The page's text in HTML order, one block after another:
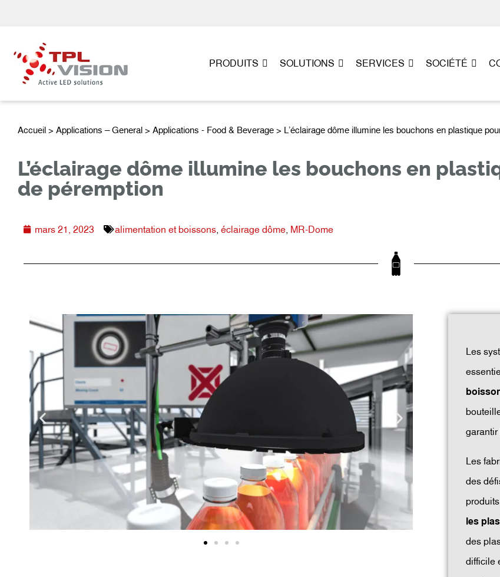
PRODUITS SOLUTIONS SERVICES SOCIÉTÉ
Accueil > Applications – General > Applications - Food & Beverage > L’éclairage dôme illumine les bouchons en plastique
L’éclairage dôme illumine les bouchons en
de péremption
mars 21, 2023 alimentation et boissons, éclairage dôme, MR-Dome
Les
garantir
Les
des
les
des
difficile